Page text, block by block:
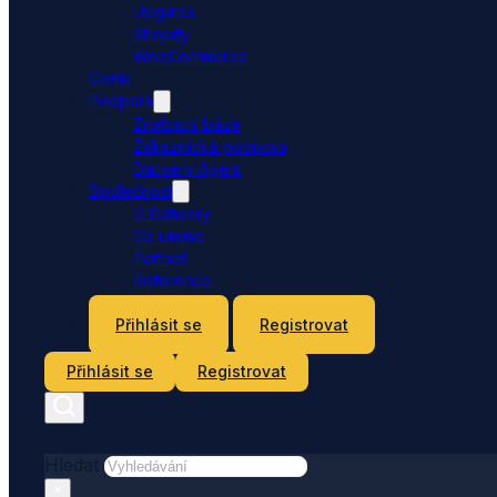
Upgates
Shopify
WooCommerce
Ceník
Podpora
Znalostní báze
Zákaznická podpora
Dativery Agent
Společnost
O Dativery
Co umíme
Partneři
Reference
Přihlásit se
Registrovat
Přihlásit se Registrovat